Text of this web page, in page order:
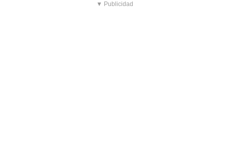
▼ Publicidad